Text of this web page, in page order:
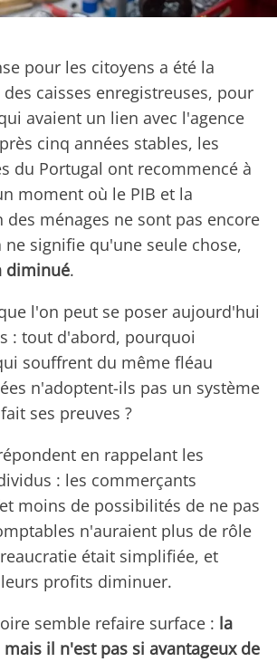
pour les citoyens a été la
caisses enregistreuses, pour
avaient un lien avec l'agence
cinq années stables, les
du Portugal ont recommencé à
moment où le PIB et la
ménages ne sont pas encore
ne signifie qu'une seule chose,
diminué.
l'on peut se poser aujourd'hui
: tout d'abord, pourquoi
souffrent du même fléau
n'adoptent-ils pas un système
ses preuves ?
en rappelant les
: les commerçants
moins de possibilités de ne pas
n'auraient plus de rôle
était simplifiée, et
profits diminuer.
semble refaire surface : la
il n'est pas si avantageux de